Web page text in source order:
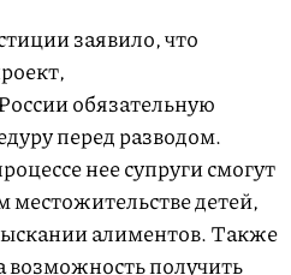
заявило, что
обязательную
перед разводом.
нее супруги смогут
местожительстве детей,
алиментов. Также
возможность получить